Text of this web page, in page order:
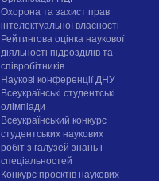
Охорона та захист прав
інтелектуальної власності
Рейтингова оцінка наукової
діяльності підрозділів та
співробітників
Наукові конференції ДНУ
Всеукраїнські студентські
олімпіади
Всеукраїнський конкурс
студентських наукових
робіт з галузей знань і
спеціальностей
Конкурс проєктів наукових